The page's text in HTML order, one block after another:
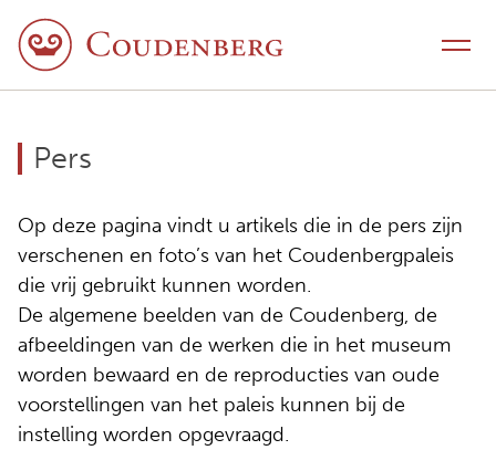
Pers
Op deze pagina vindt u artikels die in de pers zijn
verschenen en foto’s van het Coudenbergpaleis
die vrij gebruikt kunnen worden.
De algemene beelden van de Coudenberg, de
afbeeldingen van de werken die in het museum
worden bewaard en de reproducties van oude
voorstellingen van het paleis kunnen bij de
instelling worden opgevraagd.